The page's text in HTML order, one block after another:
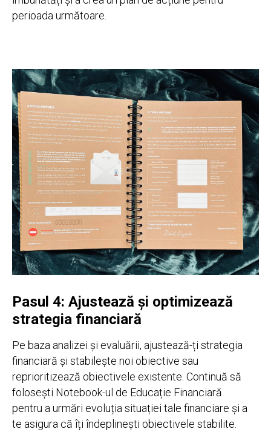
perioada următoare.
Pasul 4: Ajustează și optimizează
strategia financiară
Pe baza analizei și evaluării, ajustează-ți strategia
financiară și stabilește noi obiective sau
reprioritizează obiectivele existente. Continuă să
folosești Notebook-ul de Educație Financiară
pentru a urmări evoluția situației tale financiare și a
te asigura că îți îndeplinești obiectivele stabilite.